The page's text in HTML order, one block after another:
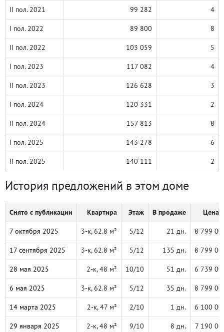
II пол. 2021 99 282 4
I пол. 2022 89 800 8
II пол. 2022 103 059 5
I пол. 2023 117 082 4
II пол. 2023 126 628 3
I пол. 2024 120 331 2
II пол. 2024 157 813 8
I пол. 2025 143 278 6
II пол. 2025 140 111 2
История предложений в этом доме
Снято с публикации Квартира Этаж В продаже Цена,
7 октября 2025 3-к, 62.8 м² 5/12 21 дн. 8 799
17 сентября 2025 3-к, 62.8 м² 5/12 135 дн. 8 799
28 мая 2025 2-к, 48 м² 10/10 51 дн. 6 739
6 мая 2025 3-к, 62.8 м² 5/12 35 дн. 8 799
14 марта 2025 2-к, 47 м² 2/10 1 дн. 6 100
29 января 2025 2-к, 48 м² 9/10 8 дн. 7 190